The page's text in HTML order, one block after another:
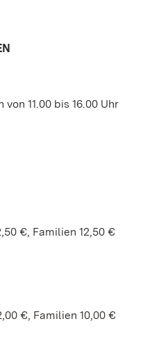
11.00 bis 16.00 Uhr
€, Familien 12,50 €
€, Familien 10,00 €